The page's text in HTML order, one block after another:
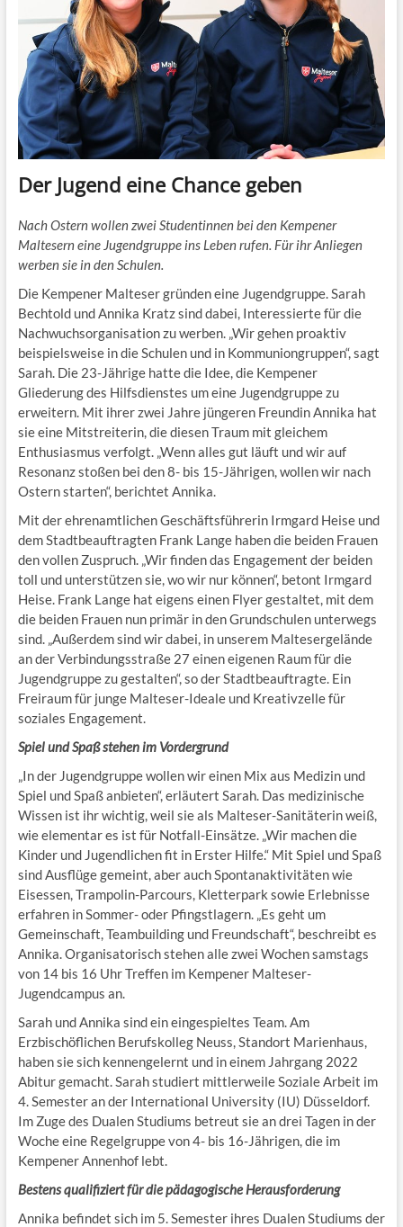
Der Jugend eine Chance geben
Nach Ostern wollen zwei Studentinnen bei den Kempener
Maltesern eine Jugendgruppe ins Leben rufen. Für ihr Anliegen
werben sie in den Schulen.
Die Kempener Malteser gründen eine Jugendgruppe. Sarah
Bechtold und Annika Kratz sind dabei, Interessierte für die
Nachwuchsorganisation zu werben. „Wir gehen proaktiv
beispielsweise in die Schulen und in Kommuniongruppen“, sagt
Sarah. Die 23-Jährige hatte die Idee, die Kempener
Gliederung des Hilfsdienstes um eine Jugendgruppe zu
erweitern. Mit ihrer zwei Jahre jüngeren Freundin Annika hat
sie eine Mitstreiterin, die diesen Traum mit gleichem
Enthusiasmus verfolgt. „Wenn alles gut läuft und wir auf
Resonanz stoßen bei den 8- bis 15-Jährigen, wollen wir nach
Ostern starten“, berichtet Annika.
Mit der ehrenamtlichen Geschäftsführerin Irmgard Heise und
dem Stadtbeauftragten Frank Lange haben die beiden Frauen
den vollen Zuspruch. „Wir finden das Engagement der beiden
toll und unterstützen sie, wo wir nur können“, betont Irmgard
Heise. Frank Lange hat eigens einen Flyer gestaltet, mit dem
die beiden Frauen nun primär in den Grundschulen unterwegs
sind. „Außerdem sind wir dabei, in unserem Maltesergelände
an der Verbindungsstraße 27 einen eigenen Raum für die
Jugendgruppe zu gestalten“, so der Stadtbeauftragte. Ein
Freiraum für junge Malteser-Ideale und Kreativzelle für
soziales Engagement.
Spiel und Spaß stehen im Vordergrund
„In der Jugendgruppe wollen wir einen Mix aus Medizin und
Spiel und Spaß anbieten“, erläutert Sarah. Das medizinische
Wissen ist ihr wichtig, weil sie als Malteser-Sanitäterin weiß,
wie elementar es ist für Notfall-Einsätze. „Wir machen die
Kinder und Jugendlichen fit in Erster Hilfe.“ Mit Spiel und Spaß
sind Ausflüge gemeint, aber auch Spontanaktivitäten wie
Eisessen, Trampolin-Parcours, Kletterpark sowie Erlebnisse
erfahren in Sommer- oder Pfingstlagern. „Es geht um
Gemeinschaft, Teambuilding und Freundschaft“, beschreibt es
Annika. Organisatorisch stehen alle zwei Wochen samstags
von 14 bis 16 Uhr Treffen im Kempener Malteser-
Jugendcampus an.
Sarah und Annika sind ein eingespieltes Team. Am
Erzbischöflichen Berufskolleg Neuss, Standort Marienhaus,
haben sie sich kennengelernt und in einem Jahrgang 2022
Abitur gemacht. Sarah studiert mittlerweile Soziale Arbeit im
4. Semester an der International University (IU) Düsseldorf.
Im Zuge des Dualen Studiums betreut sie an drei Tagen in der
Woche eine Regelgruppe von 4- bis 16-Jährigen, die im
Kempener Annenhof lebt.
Bestens qualifiziert für die pädagogische Herausforderung
Annika befindet sich im 5. Semester ihres Dualen Studiums der